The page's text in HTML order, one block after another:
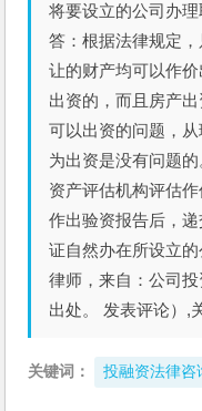
将要设立的公司办
答：根据法律规定
让的财产均可以作
出资的，而且房产
可以出资的问题，
为出资是没有问题
资产评估机构评估
作出验资报告后，
证自然办在所设立
律师，来自：公司
出处。 发表评论）,
关键词： 投融资法律咨